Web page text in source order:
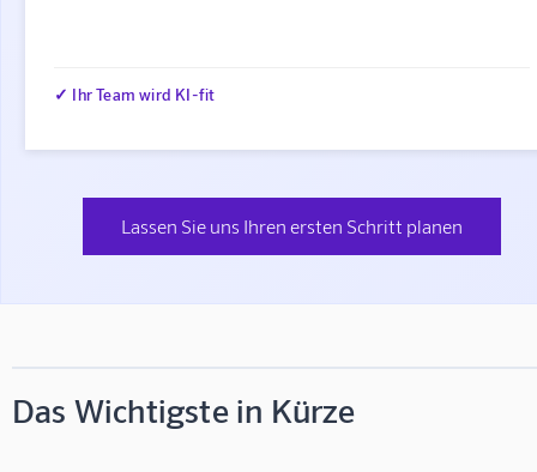
✓ Ihr Team wird KI-fit
Lassen Sie uns Ihren ersten Schritt planen
Das Wichtigste in Kürze